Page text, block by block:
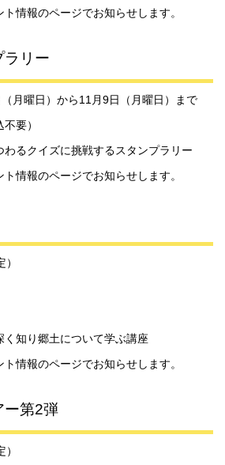
情報のページでお知らせします。
ラリー
月曜日）から11月9日（月曜日）まで
要）
わるクイズに挑戦するスタンプラリー
情報のページでお知らせします。
く知り郷土について学ぶ講座
情報のページでお知らせします。
ー第2弾